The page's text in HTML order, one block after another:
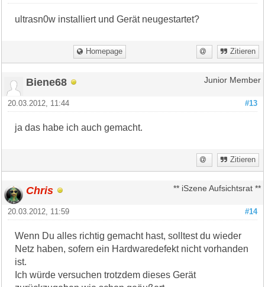
ultrasn0w installiert und Gerät neugestartet?
Homepage Zitieren
Biene68 Junior Member
#13
20.03.2012, 11:44
ja das habe ich auch gemacht.
Zitieren
Chris ** iSzene Aufsichtsrat **
#14
20.03.2012, 11:59
Wenn Du alles richtig gemacht hast, solltest du wieder
Netz haben, sofern ein Hardwaredefekt nicht vorhanden
ist.
Ich würde versuchen trotzdem dieses Gerät